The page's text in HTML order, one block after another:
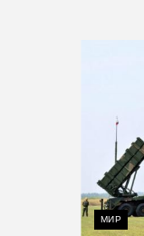
МИР